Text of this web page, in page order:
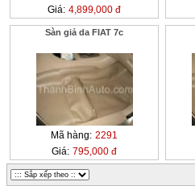
Giá: 4,899,000 đ
Sàn giả da FIAT 7c
Mã hàng: 2291
Giá: 795,000 đ